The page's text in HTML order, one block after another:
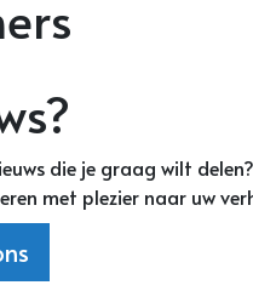
die je graag wilt delen?
met plezier naar uw